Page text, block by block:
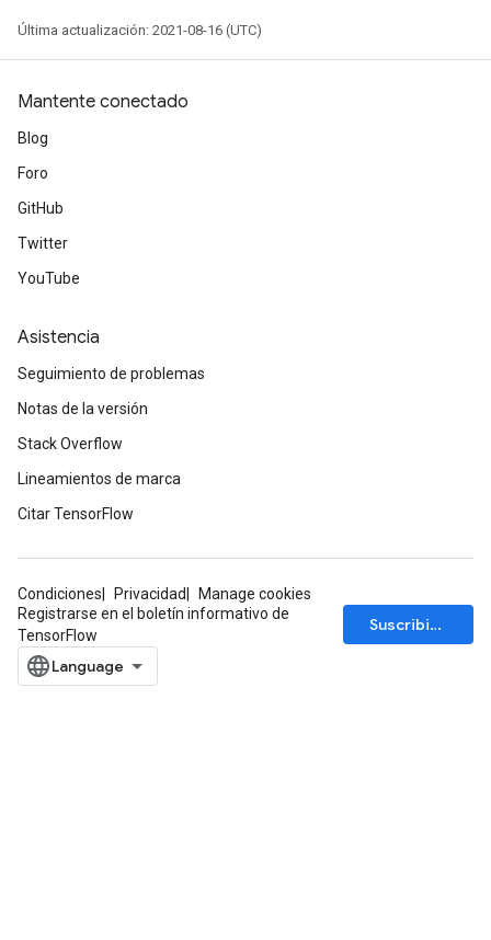
Última actualización: 2021-08-16 (UTC)
Mantente conectado
Blog
Foro
GitHub
Twitter
YouTube
Asistencia
Seguimiento de problemas
Notas de la versión
Stack Overflow
Lineamientos de marca
Citar TensorFlow
Condiciones Privacidad
Manage cookies
Registrarse en el boletín informativo de
TensorFlow
Suscribirse